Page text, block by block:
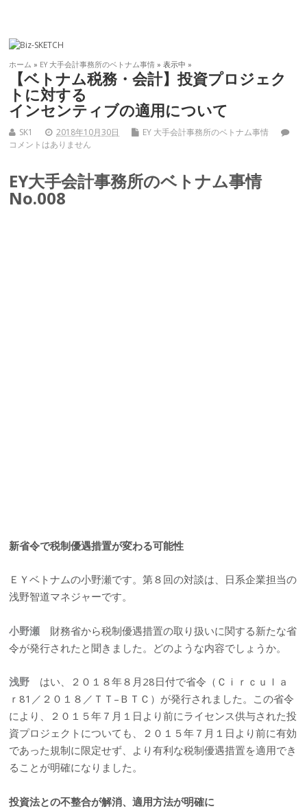
ホーム » EY 大手会計事務所のベトナム事情 » 表示中 »
【ベトナム税務・会計】投資プロジェク
トに対する
インセンティブの適用について
SK1 2018年10月30日
EY 大手会計事務所のベトナム事情
コメントはありません
EY大手会計事務所のベトナム事情
No.008
新省令で税制優遇措置が変わる可能性
ＥＹベトナムの小野瀬です。第８回の対談は、日系企業担当の
浅野智道マネジャーです。
小野瀬 財務省から税制優遇措置の取り扱いに関する新たな省
令が発行されたと聞きました。どのような内容でしょうか。
浅野 はい、２０１８年８月28日付で省令（Ｃｉｒｃｕｌａ
ｒ81／２０１８／ＴＴ–ＢＴＣ）が発行されました。この省令
により、２０１５年７月１日より前にライセンス供与された投
資プロジェクトについても、２０１５年７月１日より前に有効
であった規制に限定せず、より有利な税制優遇措置を適用でき
ることが明確になりました。
投資法との不整合が解消、適用方法が明確に